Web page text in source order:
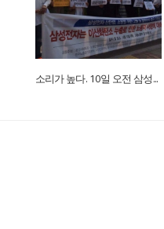
소리가 높다. 10일 오전 삼성...